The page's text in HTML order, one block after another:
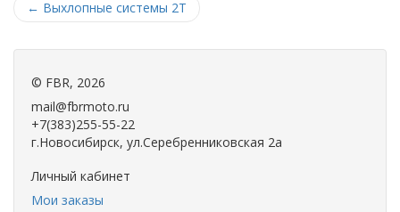
← Выхлопные системы 2Т
© FBR, 2026
mail@fbrmoto.ru
+7(383)255-55-22
г.Новосибирск, ул.Серебренниковская 2а
Личный кабинет
Мои заказы